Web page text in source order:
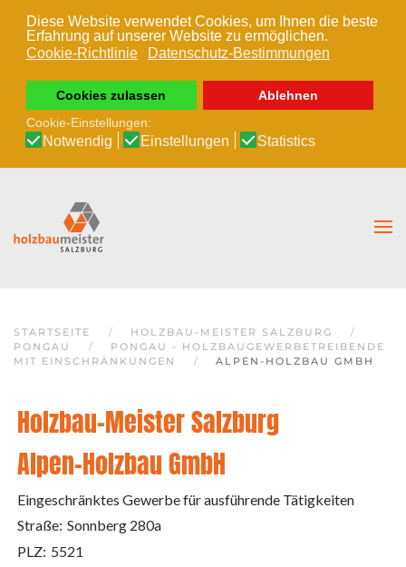
Diese Website verwendet Cookies, um Ihnen die beste
Erfahrung auf unserer Website zu ermöglichen.
Cookie-Richtlinie
Datenschutz-Bestimmungen
Cookies zulassen
Ablehnen
Cookie-Einstellungen:
Notwendig Einstellungen Statistics
Zum Hauptinhalt springen
STARTSEITE
HOLZBAU-MEISTER SALZBURG
PONGAU
PONGAU - HOLZBAUGEWERBETREIBENDE
MIT EINSCHRÄNKUNGEN
ALPEN-HOLZBAU GMBH
Holzbau-Meister Salzburg
Alpen-Holzbau GmbH
Eingeschränktes Gewerbe für ausführende Tätigkeiten
Straße: Sonnberg 280a
PLZ: 5521